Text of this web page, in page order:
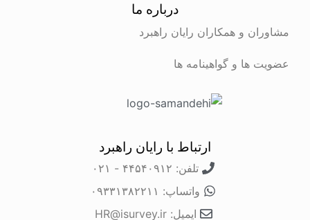
درباره ما
مشاوران و همکاران رایان راهبرد
عضویت ها و گواهینامه ها
ارتباط با رایان راهبرد
تلفن: ۴۴۵۴۰۹۱۲ - ۰۲۱
واتساپ: ۰۹۳۳۱۳۸۲۲۱۱
ایمیل: HR@isurvey.ir